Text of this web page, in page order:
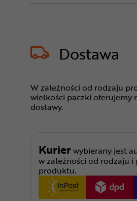
Dostawa
W zależności od rodzaju
wielkości paczki oferujemy
dostawy.
Kurierwybierany jest
w zależności od rodzaju
produktu.